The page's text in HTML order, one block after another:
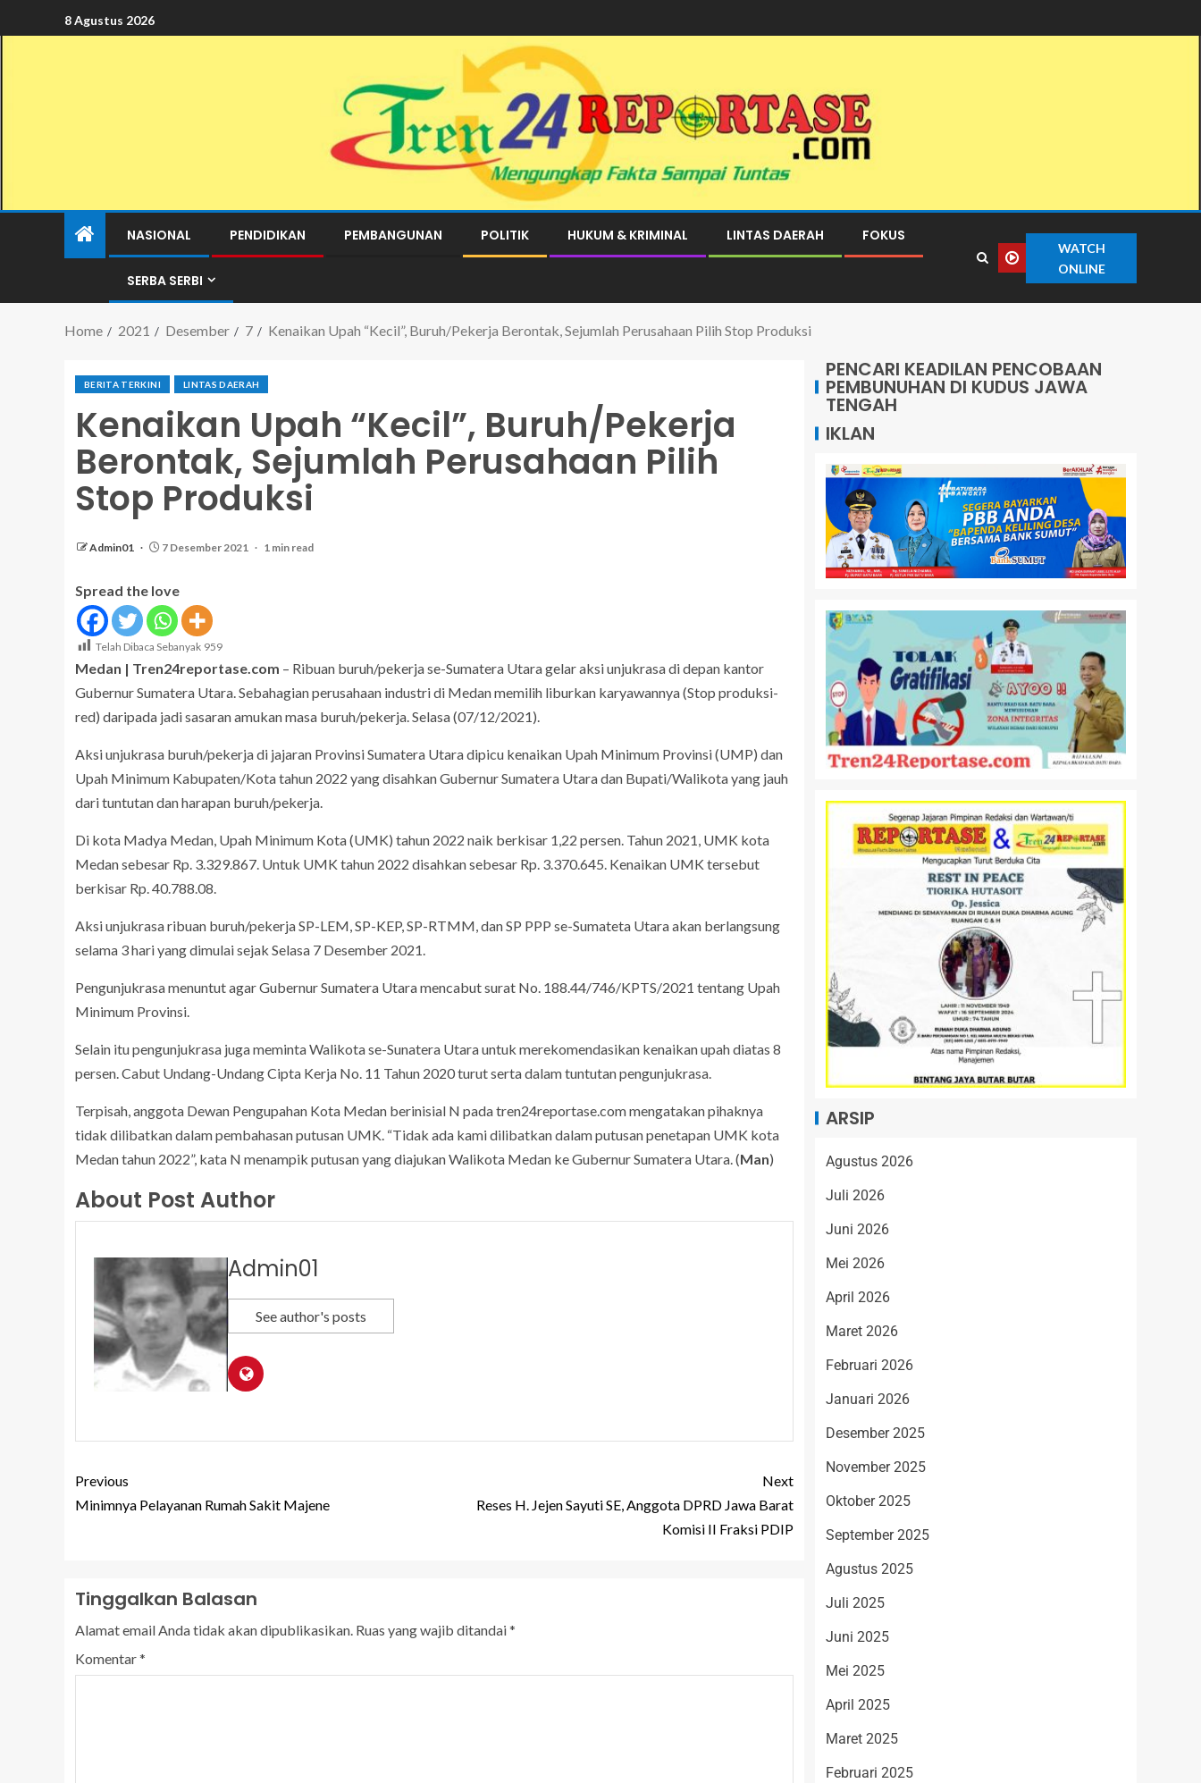
8 Agustus 2026
NASIONAL PENDIDIKAN PEMBANGUNAN POLITIK HUKUM & KRIMINAL LINTAS DAERAH FOKUS
SERBA SERBI
WATCH
ONLINE
Home 2021 Desember 7 Kenaikan Upah “Kecil”, Buruh/Pekerja Berontak, Sejumlah Perusahaan Pilih Stop Produksi
BERITA TERKINI LINTAS DAERAH
Kenaikan Upah “Kecil”, Buruh/Pekerja
Berontak, Sejumlah Perusahaan Pilih
Stop Produksi
Admin01 7 Desember 2021 1 min read
Spread the love
Telah Dibaca Sebanyak 959
Medan | Tren24reportase.com – Ribuan buruh/pekerja se-Sumatera Utara gelar aksi unjukrasa di depan kantor
Gubernur Sumatera Utara. Sebahagian perusahaan industri di Medan memilih liburkan karyawannya (Stop produksi-
red) daripada jadi sasaran amukan masa buruh/pekerja. Selasa (07/12/2021).
Aksi unjukrasa buruh/pekerja di jajaran Provinsi Sumatera Utara dipicu kenaikan Upah Minimum Provinsi (UMP) dan
Upah Minimum Kabupaten/Kota tahun 2022 yang disahkan Gubernur Sumatera Utara dan Bupati/Walikota yang jauh
dari tuntutan dan harapan buruh/pekerja.
Di kota Madya Medan, Upah Minimum Kota (UMK) tahun 2022 naik berkisar 1,22 persen. Tahun 2021, UMK kota
Medan sebesar Rp. 3.329.867. Untuk UMK tahun 2022 disahkan sebesar Rp. 3.370.645. Kenaikan UMK tersebut
berkisar Rp. 40.788.08.
Aksi unjukrasa ribuan buruh/pekerja SP-LEM, SP-KEP, SP-RTMM, dan SP PPP se-Sumateta Utara akan berlangsung
selama 3 hari yang dimulai sejak Selasa 7 Desember 2021.
Pengunjukrasa menuntut agar Gubernur Sumatera Utara mencabut surat No. 188.44/746/KPTS/2021 tentang Upah
Minimum Provinsi.
Selain itu pengunjukrasa juga meminta Walikota se-Sunatera Utara untuk merekomendasikan kenaikan upah diatas 8
persen. Cabut Undang-Undang Cipta Kerja No. 11 Tahun 2020 turut serta dalam tuntutan pengunjukrasa.
Terpisah, anggota Dewan Pengupahan Kota Medan berinisial N pada tren24reportase.com mengatakan pihaknya
tidak dilibatkan dalam pembahasan putusan UMK. “Tidak ada kami dilibatkan dalam putusan penetapan UMK kota
Medan tahun 2022”, kata N menampik putusan yang diajukan Walikota Medan ke Gubernur Sumatera Utara. (Man)
About Post Author
Admin01
See author's posts
Previous
Minimnya Pelayanan Rumah Sakit Majene
Next
Reses H. Jejen Sayuti SE, Anggota DPRD Jawa Barat
Komisi II Fraksi PDIP
Tinggalkan Balasan
Alamat email Anda tidak akan dipublikasikan. Ruas yang wajib ditandai*
Komentar*
PENCARI KEADILAN PENCOBAAN
PEMBUNUHAN DI KUDUS JAWA
TENGAH
IKLAN
ARSIP
Agustus 2026
Juli 2026
Juni 2026
Mei 2026
April 2026
Maret 2026
Februari 2026
Januari 2026
Desember 2025
November 2025
Oktober 2025
September 2025
Agustus 2025
Juli 2025
Juni 2025
Mei 2025
April 2025
Maret 2025
Februari 2025